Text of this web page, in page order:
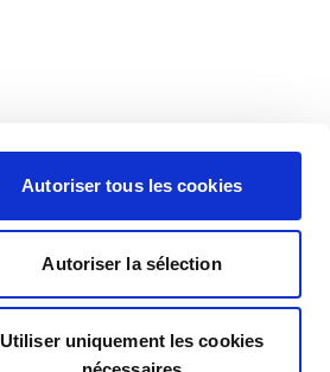
Autoriser tous les cookies
Autoriser la sélection
Utiliser uniquement les cookies